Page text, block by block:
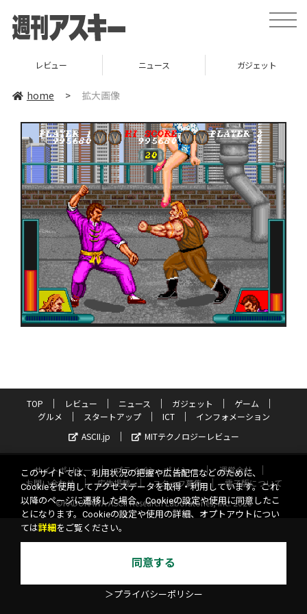
toggle
レビュー ニュース ガジェット
home > 拡大画像
TOP レビュー ニュース ガジェット
ゲーム
グルメ
スタートアップ ICT
インフォメーション
ASCII.jp
MITテクノロジーレビュー
サイトポリシー プライバシーポリシー
運営会社
お問い合わせ
広告掲載 スタッフ募集
電子版について
©KADOKAWA ASCII Research Laboratories, Inc. 2026
このサイトでは、利用状況の把握や広告配信などのために、
Cookieを使用してアクセスデータを取得・利用しています。これ
以降のページに遷移した場合、Cookieの設定や使用に同意したこ
とになります。Cookieの設定や使用の詳細、オプトアウトについ
ては詳細 をご覧ください。
同意する
＞プライバシーポリシー